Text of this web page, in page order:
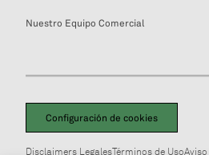
Nuestro Equipo Comercial
Configuración de cookies
Disclaimers LegalesTérminos de Uso